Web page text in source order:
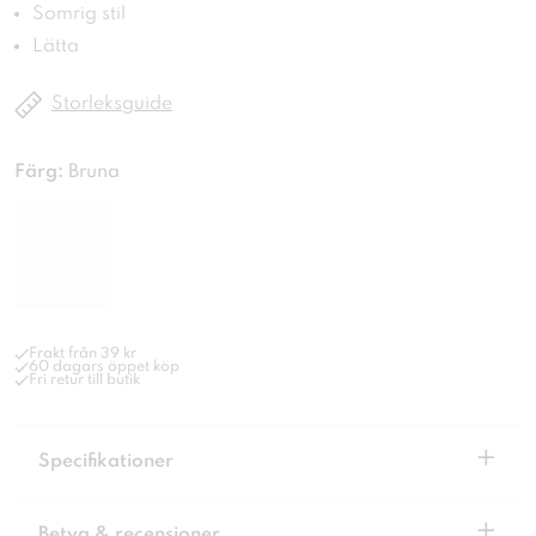
Somrig stil
Lätta
Storleksguide
Färg: Bruna
Frakt från 39 kr
60 dagars öppet köp
Fri retur till butik
Specifikationer +